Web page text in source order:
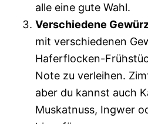
alle eine gute Wahl.
Verschiedene
mit verschiedenen
Haferflocken-
Note zu verleihen.
aber du kannst auch
Muskatnuss, Ingwer